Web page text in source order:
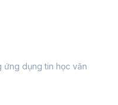
ứng dụng tin học văn